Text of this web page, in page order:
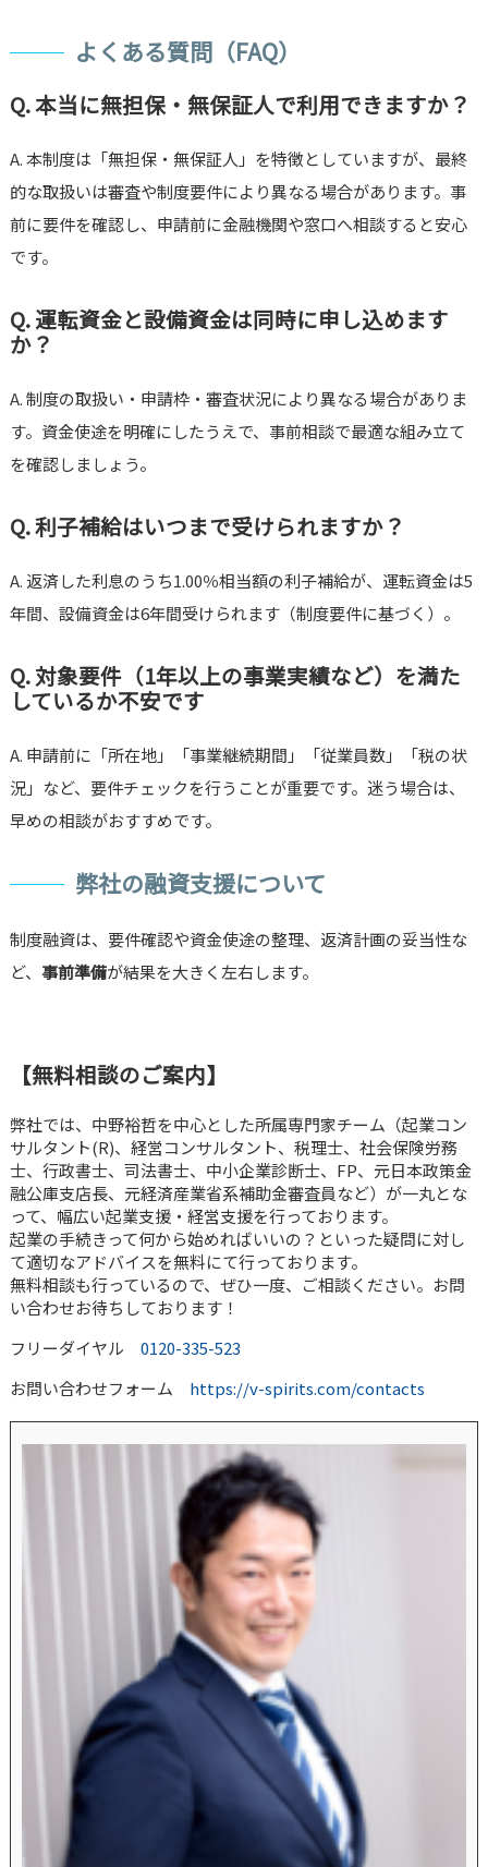
よくある質問（FAQ）
Q. 本当に無担保・無保証人で利用できますか？
A. 本制度は「無担保・無保証人」を特徴としていますが、最終
的な取扱いは審査や制度要件により異なる場合があります。事
前に要件を確認し、申請前に金融機関や窓口へ相談すると安心
です。
Q. 運転資金と設備資金は同時に申し込めます
か？
A. 制度の取扱い・申請枠・審査状況により異なる場合がありま
す。資金使途を明確にしたうえで、事前相談で最適な組み立て
を確認しましょう。
Q. 利子補給はいつまで受けられますか？
A. 返済した利息のうち1.00％相当額の利子補給が、運転資金は5
年間、設備資金は6年間受けられます（制度要件に基づく）。
Q. 対象要件（1年以上の事業実績など）を満た
しているか不安です
A. 申請前に「所在地」「事業継続期間」「従業員数」「税の状
況」など、要件チェックを行うことが重要です。迷う場合は、
早めの相談がおすすめです。
弊社の融資支援について
制度融資は、要件確認や資金使途の整理、返済計画の妥当性な
ど、 事前準備が結果を大きく左右します。
【無料相談のご案内】
弊社では、中野裕哲を中心とした所属専門家チーム（起業コン
サルタント(R)、経営コンサルタント、税理士、社会保険労務
士、行政書士、司法書士、中小企業診断士、FP、元日本政策金
融公庫支店長、元経済産業省系補助金審査員など）が一丸とな
って、幅広い起業支援・経営支援を行っております。
起業の手続きって何から始めればいいの？といった疑問に対し
て適切なアドバイスを無料にて行っております。
無料相談も行っているので、ぜひ一度、ご相談ください。お問
い合わせお待ちしております！
フリーダイヤル 0120-335-523
お問い合わせフォーム https://v-spirits.com/contacts